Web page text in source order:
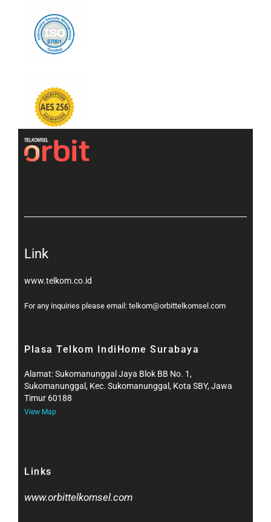
Link
www.telkom.co.id
For any inquiries please email: telkom@orbittelkomsel.com
Plasa Telkom IndiHome Surabaya
Alamat: Sukomanunggal Jaya Blok BB No. 1,
Sukomanunggal, Kec. Sukomanunggal, Kota SBY, Jawa
Timur 60188
View Map
Links
www.orbittelkomsel.com